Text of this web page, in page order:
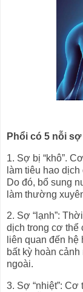
Phổi có 5 nỗi
1. Sợ bị “khô”.
làm tiêu hao
Do đó, bổ sung
làm thường
2. Sợ “lạnh”:
dịch trong cơ thể
liên quan đến
bất kỳ hoàn
ngoài.
3. Sợ “nhiệt”: